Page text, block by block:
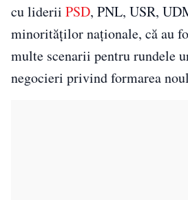
cu liderii PSD, PNL, USR,
minorităților naționale, că au
multe scenarii pentru rundele
negocieri privind formarea